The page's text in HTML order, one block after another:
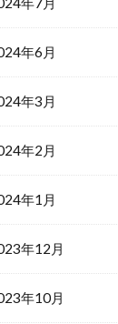
年6月
年3月
年2月
年1月
年12月
年10月